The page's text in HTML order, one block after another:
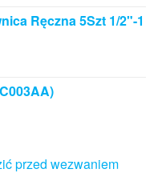
Ręczna 5Szt 1/2"-1
przed wezwaniem